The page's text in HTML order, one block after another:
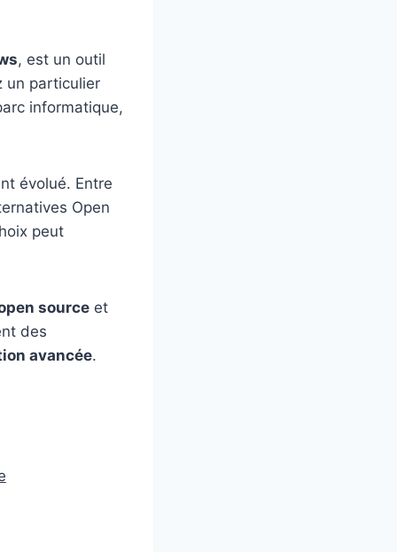
, est un outil
un particulier
informatique,
évolué. Entre
Open
peut
source et
des
avancée.